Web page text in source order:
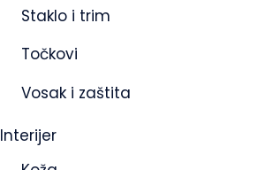
Staklo i trim
Točkovi
Vosak i zaštita
Interijer